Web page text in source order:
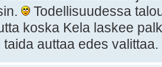
Todellisuudessa
koska Kela laskee
auttaa edes valittaa.